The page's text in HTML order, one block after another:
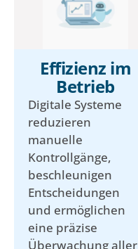
Effizienz im
Betrieb
Digitale Systeme
reduzieren
manuelle
Kontrollgänge,
beschleunigen
Entscheidungen
und ermöglichen
eine präzise
Überwachung aller